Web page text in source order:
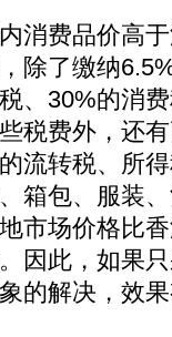
费品价高于
除了缴纳
、30%的消
税费外，还
流转税、所
箱包、服装
市场价格比
因此，如果
的解决，效